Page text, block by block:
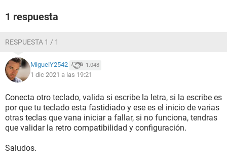
1 respuesta
RESPUESTA 1 / 1
MiguelY2542 1.048
1 dic 2021 a las 19:21
Conecta otro teclado, valida si escribe la letra, si la escribe es
por que tu teclado esta fastidiado y ese es el inicio de varias
otras teclas que vana iniciar a fallar, si no funciona, tendras
que validar la retro compatibilidad y configuración.
Saludos.